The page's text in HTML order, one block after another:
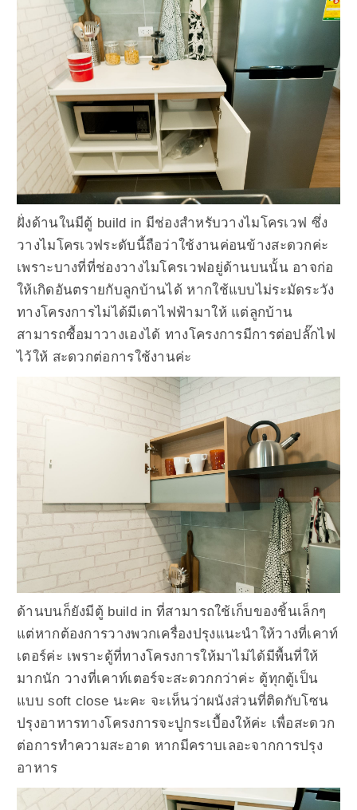
ฝั่งด้านในมีตู้ build in มีช่องสำหรับวางไมโครเวฟ ซึ่ง
วางไมโครเวฟระดับนี้ถือว่าใช้งานค่อนข้างสะดวกค่ะ
เพราะบางที่ที่ช่องวางไมโครเวฟอยู่ด้านบนนั้น อาจก่อ
ให้เกิดอันตรายกับลูกบ้านได้ หากใช้แบบไม่ระมัดระวัง
ทางโครงการไม่ได้มีเตาไฟฟ้ามาให้ แต่ลูกบ้าน
สามารถซื้อมาวางเองได้ ทางโครงการมีการต่อปลั๊กไฟ
ไว้ให้ สะดวกต่อการใช้งานค่ะ
ด้านบนก็ยังมีตู้ build in ที่สามารถใช้เก็บของชิ้นเล็กๆ
แต่หากต้องการวางพวกเครื่องปรุงแนะนำให้วางที่เคาท์
เตอร์ค่ะ เพราะตู้ที่ทางโครงการให้มาไม่ได้มีพื้นที่ให้
มากนัก วางที่เคาท์เตอร์จะสะดวกกว่าค่ะ ตู้ทุกตู้เป็น
แบบ soft close นะคะ จะเห็นว่าผนังส่วนที่ติดกับโซน
ปรุงอาหารทางโครงการจะปูกระเบื้องให้ค่ะ เพื่อสะดวก
ต่อการทำความสะอาด หากมีคราบเลอะจากการปรุง
อาหาร